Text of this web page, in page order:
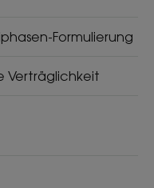
Formulierung
Verträglichkeit